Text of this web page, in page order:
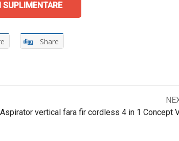
SUPLIMENTARE
Share
post: